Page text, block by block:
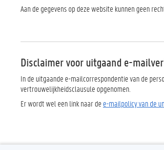
Aan de gegevens op deze website kunnen geen
Disclaimer voor uitgaand e-
In de uitgaande e-mailcorrespondentie van de
vertrouwelijkheidsclausule opgenomen.
Er wordt wel een link naar de e-mailpolicy van de